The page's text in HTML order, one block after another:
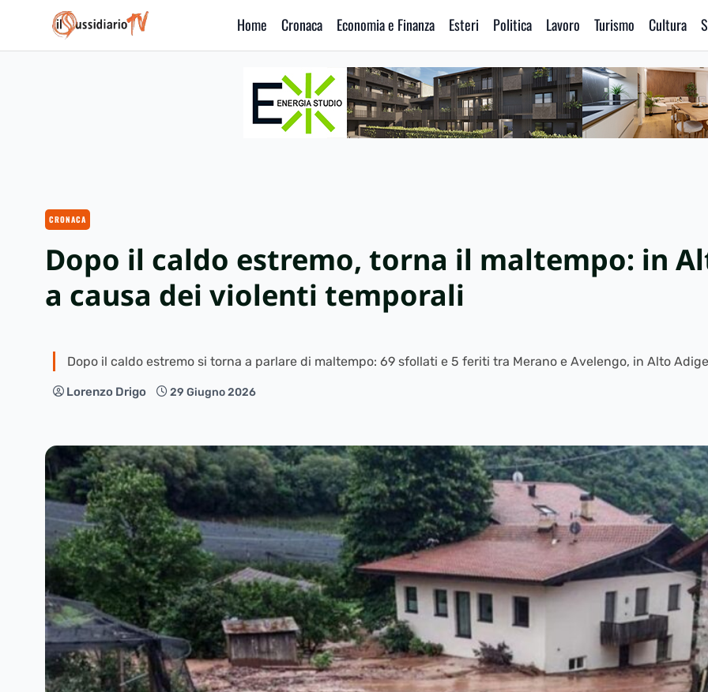
IlSussidiario TV
Home Cronaca Economia e Finanza Esteri Politica Lavoro Turismo Cultura
CRONACA
Dopo il caldo estremo, torna il maltempo: in
a causa dei violenti temporali
Dopo il caldo estremo si torna a parlare di maltempo: 69 sfollati e 5 feriti tra Merano e Avelengo, in Alto
Lorenzo Drigo 29 Giugno 2026